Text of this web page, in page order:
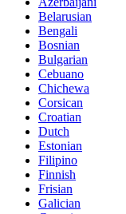
Belarusian
Bengali
Bosnian
Bulgarian
Cebuano
Chichewa
Corsican
Croatian
Dutch
Estonian
Filipino
Finnish
Frisian
Galician